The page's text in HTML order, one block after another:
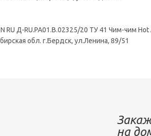
Д-RU.РА01.В.02325/20 ТУ 41 Чим-чим Hot
обл. г.Бердск, ул.Ленина, 89/51
на